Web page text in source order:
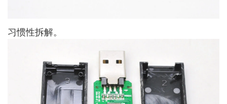
习惯性拆解。